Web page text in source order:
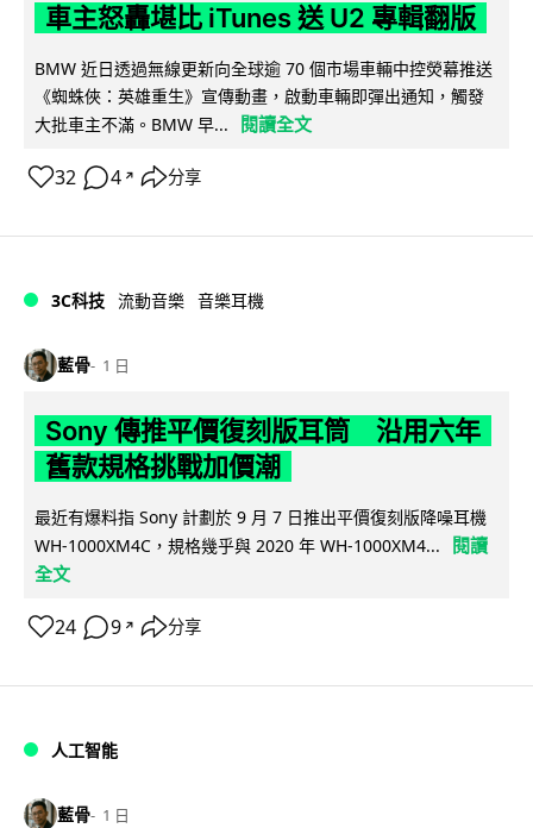
車主怒轟堪比 iTunes 送 U2 專輯翻版
BMW 近日透過無線更新向全球逾 70 個市場車輛中控熒幕推送
《蜘蛛俠：英雄重生》宣傳動畫，啟動車輛即彈出通知，觸發
大批車主不滿。BMW 早...
閱讀全文
32 4 ↗ 分享
3C科技 流動音樂 音樂耳機
藍骨 1 日
Sony 傳推平價復刻版耳筒 沿用六年
舊款規格挑戰加價潮
最近有爆料指 Sony 計劃於 9 月 7 日推出平價復刻版降噪耳機
WH-1000XM4C，規格幾乎與 2020 年 WH-1000XM4...
閱讀
全文
24 9 ↗ 分享
人工智能
藍骨 1 日